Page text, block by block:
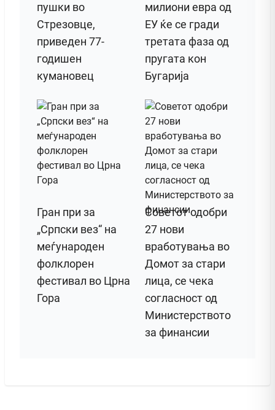
пушки во
Стрезовце,
приведен 77-
годишен
кумановец
милиони евра од
ЕУ ќе се гради
третата фаза од
пругата кон
Бугарија
Гран при за
„Српски вез“ на
меѓународен
фолклорен
фестивал во Црна
Гора
Советот одобри
27 нови
вработувања во
Домот за стари
лица, се чека
согласност од
Министерството
за финансии